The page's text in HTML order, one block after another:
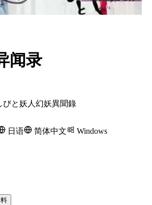
闻录
びと妖人幻妖異聞錄
日语 简体中文 Windows